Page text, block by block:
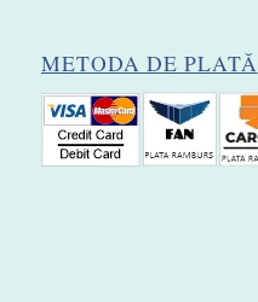
METODA DE PLATĂ